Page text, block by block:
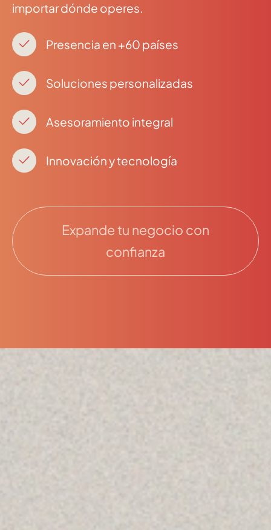
importar dónde operes.
Presencia en +60 países
Soluciones personalizadas
Asesoramiento integral
Innovación y tecnología
Expande tu negocio con
confianza